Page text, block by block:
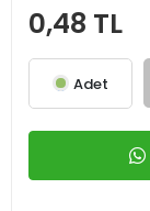
0,48 TL
Adet